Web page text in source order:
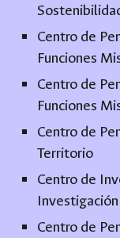
Centro de
Funciones
Centro de
Funciones
Centro de
Territorio
Centro de
Centro de